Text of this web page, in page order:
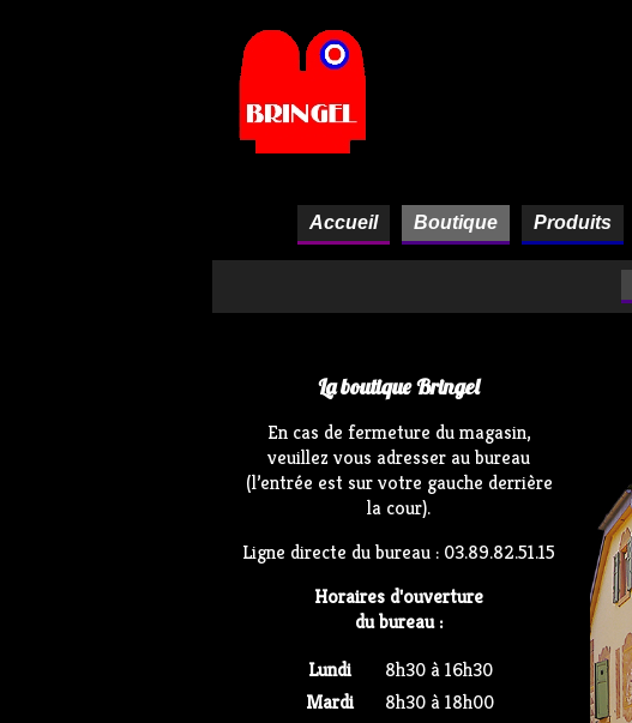
Accueil Boutique Produits
La boutique Bringel
En cas de fermeture du magasin,
veuillez vous adresser au bureau
(l’entrée est sur votre gauche derrière
la cour).
Ligne directe du bureau : 03.89.82.51.15
Horaires d'ouverture
du bureau :
Lundi
8h30 à 16h30
Mardi
8h30 à 18h00